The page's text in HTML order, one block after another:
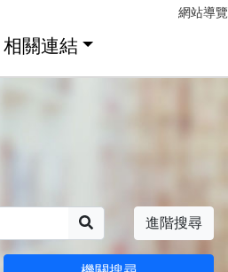
網站導覽
相關連結
進階搜尋